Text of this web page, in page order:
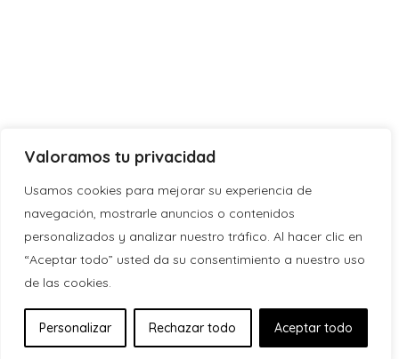
Valoramos tu privacidad
Usamos cookies para mejorar su experiencia de
navegación, mostrarle anuncios o contenidos
personalizados y analizar nuestro tráfico. Al hacer clic en
“Aceptar todo” usted da su consentimiento a nuestro uso
de las cookies.
Personalizar Rechazar todo Aceptar todo